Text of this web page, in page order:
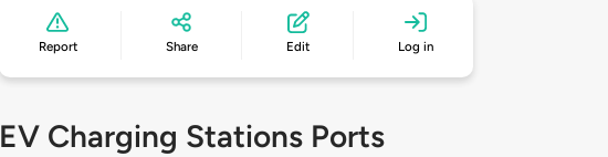
Report Share Edit Log in
EV Charging Stations Ports